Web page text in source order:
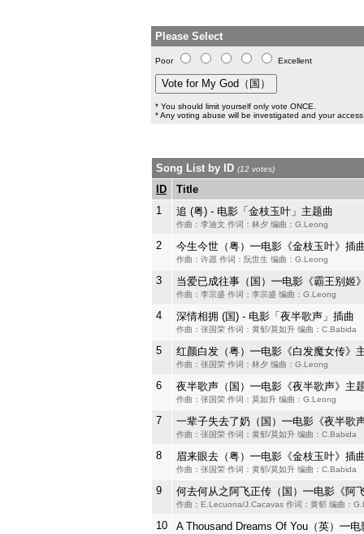
Please Select
Poor Excellent
* You should limit yourself only vote ONCE.
* Any voting abuse will be investigated and your
Song List by ID (12 votes)
ID
Title
1
追 (粤) - 电影「金枝玉叶」主题曲
作曲：李迪文 作词：林夕 编曲：G.Leong
2 今生今世（粤）━电影《金枝玉叶》插
作曲：许愿 作词：阮世生 编曲：G.Leong
3 当爱已成往事（国）━电影《霸王别姬
作曲：李宗盛 作词：李宗盛 编曲：G.Leong
4 深情相拥 (国) - 电影「夜半歌声」插曲
作曲：张国荣 作词：黄郁/莫如升 编曲：C.Babida
5 红颜白发（粤）━电影《白发魔女传》
作曲：张国荣 作词：林夕 编曲：G.Leong
6 夜半歌声（国）━电影《夜半歌声》主
作曲：张国荣 作词：莫如升 编曲：G.Leong
7 一辈子失去了奶（国）━电影《夜半歌
作曲：张国荣 作词：黄郁/莫如升 编曲：C.Babida
8 眉来眼去（粤）━电影《金枝玉叶》插
作曲：张国荣 作词：黄郁/莫如升 编曲：C.Babida
9 何去何从之阿飞正传（国）━电影《阿
作曲：E.Lecuona/J.Cacavas 作词：黄郁 编曲：
10 A Thousand Dreams Of You（英）━电